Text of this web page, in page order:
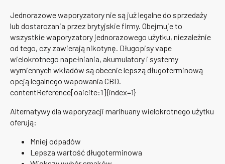
Jednorazowe waporyzatory nie są już legalne do sprzedaży
lub dostarczania przez brytyjskie firmy. Obejmuje to
wszystkie waporyzatory jednorazowego użytku, niezależnie
od tego, czy zawierają nikotynę. Długopisy vape
wielokrotnego napełniania, akumulatory i systemy
wymiennych wkładów są obecnie lepszą długoterminową
opcją legalnego wapowania CBD.
contentReference[oaicite:1]{index=1}
Alternatywy dla waporyzacji marihuany wielokrotnego użytku
oferują:
Mniej odpadów
Lepsza wartość długoterminowa